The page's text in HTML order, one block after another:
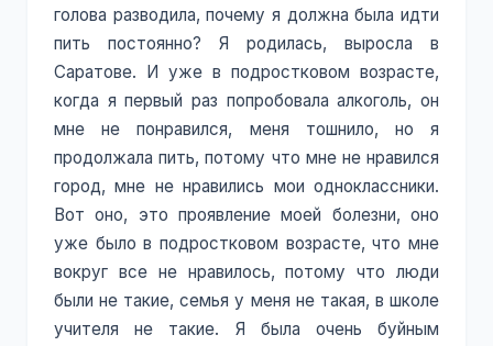
голова разводила, почему я должна была идти
пить постоянно? Я родилась, выросла в
Саратове. И уже в подростковом возрасте,
когда я первый раз попробовала алкоголь, он
мне не понравился, меня тошнило, но я
продолжала пить, потому что мне не нравился
город, мне не нравились мои одноклассники.
Вот оно, это проявление моей болезни, оно
уже было в подростковом возрасте, что мне
вокруг все не нравилось, потому что люди
были не такие, семья у меня не такая, в школе
учителя не такие. Я была очень буйным